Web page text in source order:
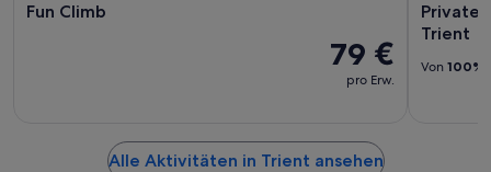
Fun Climb
79 €
pro Erw.
Privater
Trient
Von 100%
Alle Aktivitäten in Trient ansehen